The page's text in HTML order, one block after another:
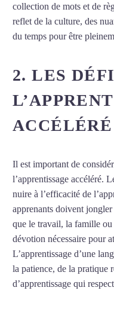
collection de mots et de
reflet de la culture, des
du temps pour être
2. LES
ACCÉLÉRÉ
Il est important de
l’apprentissage accéléré.
nuire à l’efficacité de
apprenants doivent jongler
que le travail, la famille
dévotion nécessaire pour
L’apprentissage d’une
la patience, de la pratique
d’apprentissage qui